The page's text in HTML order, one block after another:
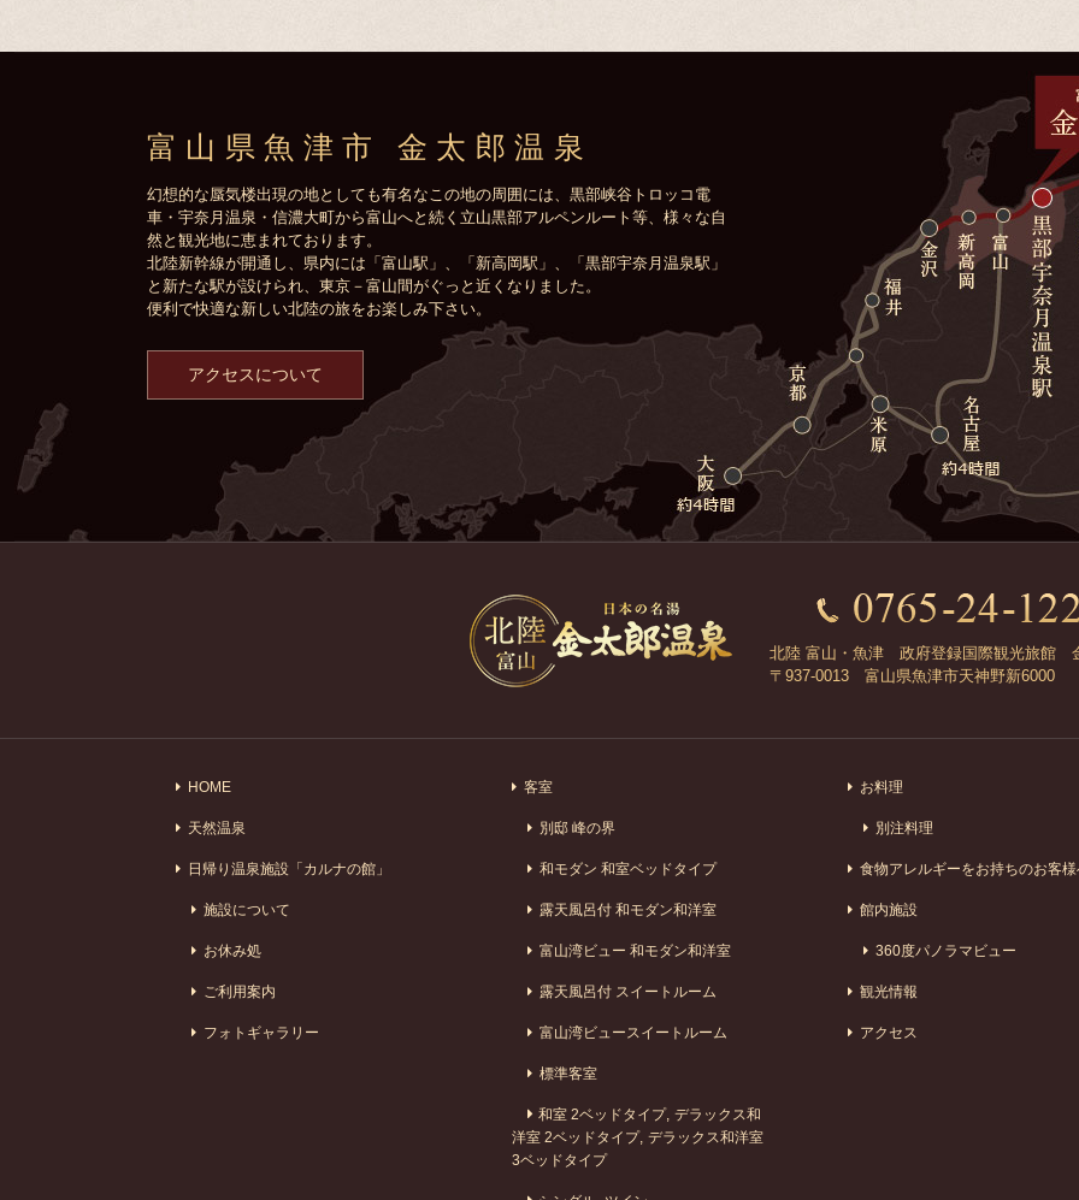
富山県魚津市 金太郎温泉
幻想的な蜃気楼出現の地としても有名なこの地の周囲には、黒部峡谷トロッコ電
車・宇奈月温泉・信濃大町から富山へと続く立山黒部アルペンルート等、様々な自
然と観光地に恵まれております。
北陸新幹線が開通し、県内には「富山駅」、「新高岡駅」、「黒部宇奈月温泉駅」
と新たな駅が設けられ、東京－富山間がぐっと近くなりました。
便利で快適な新しい北陸の旅をお楽しみ下さい。
アクセスについて
北陸 富山・魚津 政府登録国際観光旅館
〒937-0013 富山県魚津市天神野新6000
HOME
天然温泉
日帰り温泉施設「カルナの館」
施設について
お休み処
ご利用案内
フォトギャラリー
客室
別邸 峰の界
和モダン 和室ベッドタイプ
露天風呂付 和モダン和洋室
富山湾ビュー 和モダン和洋室
露天風呂付 スイートルーム
富山湾ビュースイートルーム
標準客室
和室 2ベッドタイプ デラックス和
洋室 2ベッドタイプ デラックス和洋室
3ベッドタイプ
お料理
別注料理
食物アレルギーをお持ちのお客様
館内施設
360度パノラマビュー
観光情報
アクセス